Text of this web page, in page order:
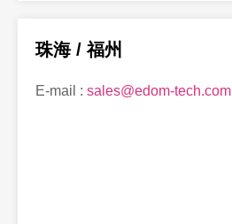
珠海 / 福州
E-mail : sales@edom-tech.com